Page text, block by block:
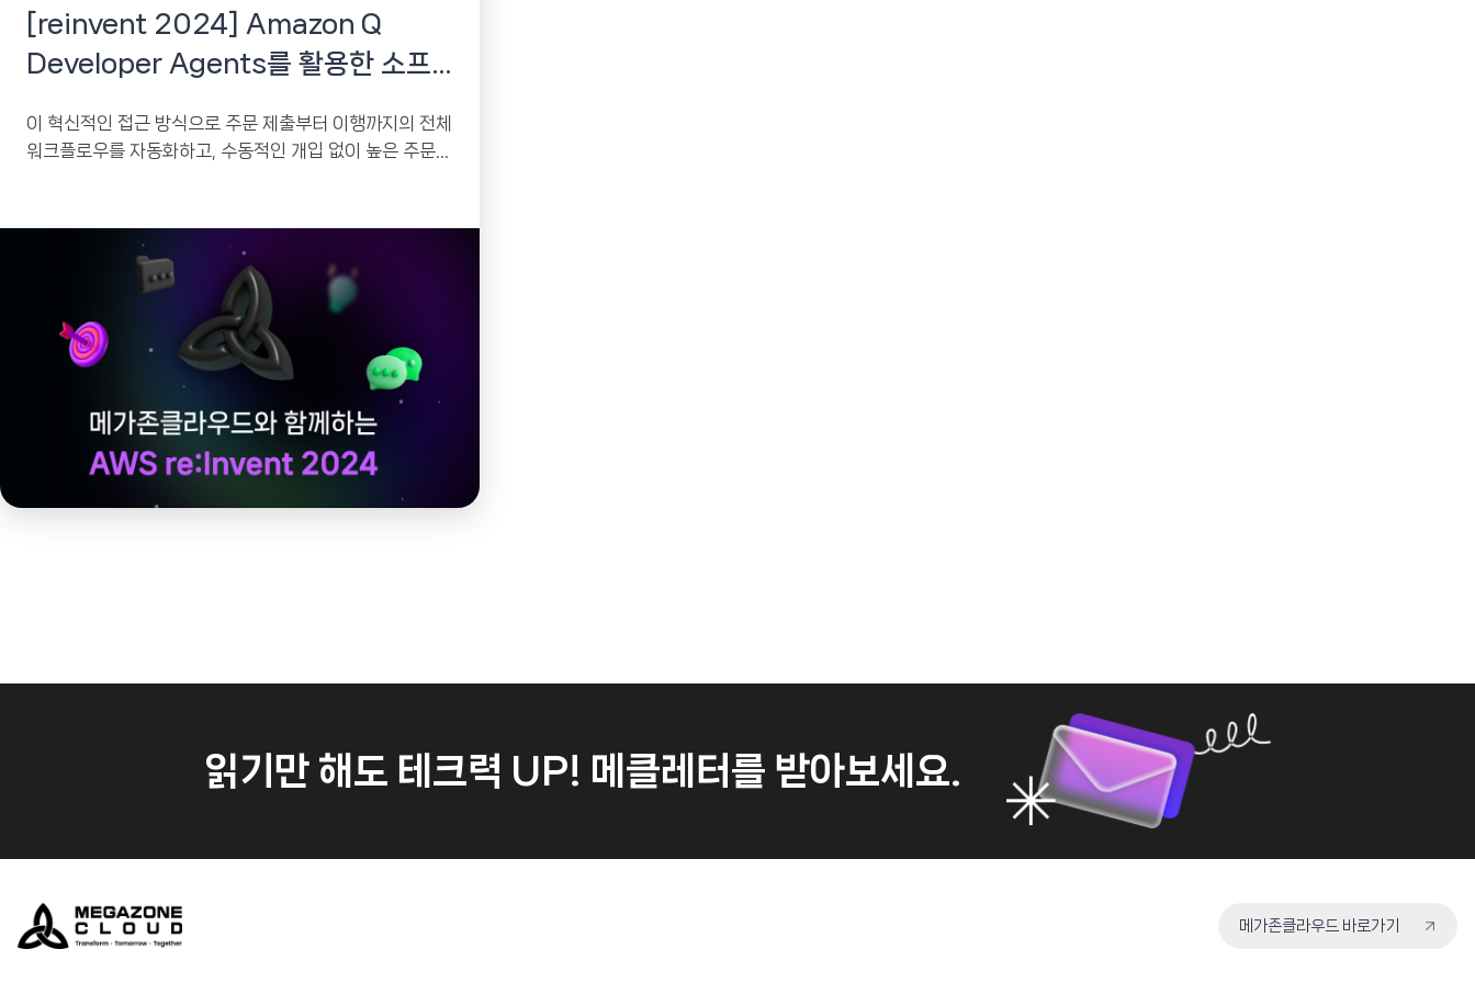
[reinvent 2024] Amazon Q
Developer Agents를 활용한 소프
이 혁신적인 접근 방식으로 주문 제출부터 이행까지의 전체
워크플로우를 자동화하고, 수동적인 개입 없이 높은 주문량
읽기만 해도 테크력 UP! 메클레터를 받아보세요.
메가존클라우드 바로가기